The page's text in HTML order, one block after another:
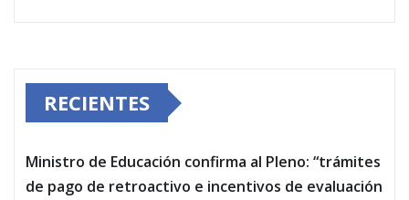
RECIENTES
Ministro de Educación confirma al Pleno: “trámites
de pago de retroactivo e incentivos de evaluación